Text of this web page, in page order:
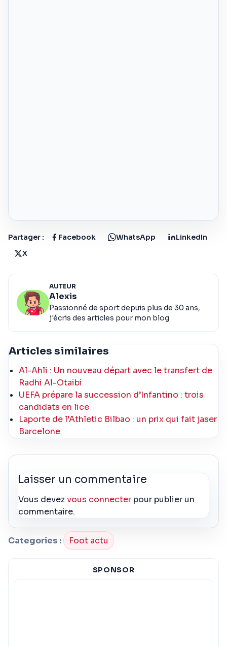
Partager : Facebook WhatsApp
LinkedIn
X
AUTEUR
Alexis
Passionné de sport depuis plus de 30 ans,
j'écris des articles pour mon blog
Articles similaires
Al-Ahli : Un nouveau départ avec le transfert de
Radhi Al-Otaibi
UEFA prépare la succession d’Infantino : trois
candidats en lice
Laporte de l’Athletic Bilbao : un prix qui fait jaser
Barcelone
Laisser un commentaire
Vous devezvous connecter pour publier un
commentaire.
Categories : Foot actu
SPONSOR